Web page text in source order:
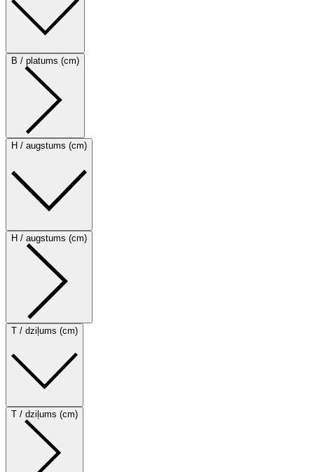
B / platums (cm)
H / augstums (cm)
H / augstums (cm)
T / dziļums (cm)
T / dziļums (cm)